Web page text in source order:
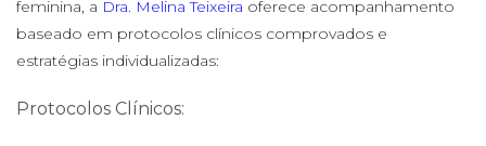
feminina, a Dra. Melina Teixeira oferece acompanhamento
baseado em protocolos clínicos comprovados e
estratégias individualizadas:
Protocolos Clínicos: